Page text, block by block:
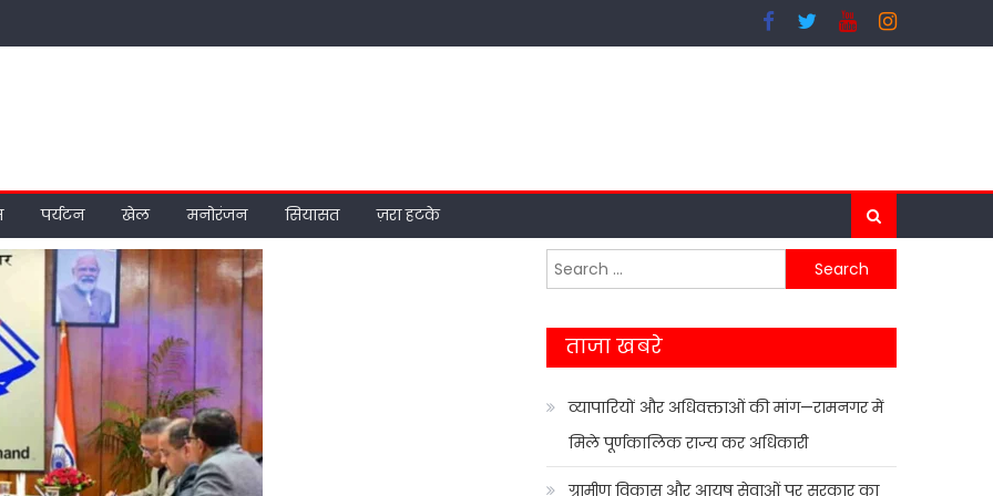
पर्यटन खेल मनोरंजन सियासत ज़रा हटके
Search
for:
ताजा खबरे
व्यापारियों और अधिवक्ताओं की मांग—रामनगर में
मिले पूर्णकालिक राज्य कर अधिकारी
ग्रामीण विकास और आयुष सेवाओं पर सरकार का